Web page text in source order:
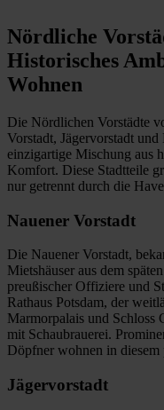
Nördliche
Historisches
Wohnen
Die Nördlichen Vorstädte
Vorstadt, Jägervorstadt
einzigartige Mischung aus
Komfort. Diese Stadtteile
nur getrennt durch die
Nauener Vorstadt
Die Nauener Vorstadt,
Mietshäuser aus dem
preußischer Offiziere und
Rathaus Potsdam, der
Marmorpalais und Schloss
mit Schaubrauerei.
Döpfner wohnen in
Jägervorstadt